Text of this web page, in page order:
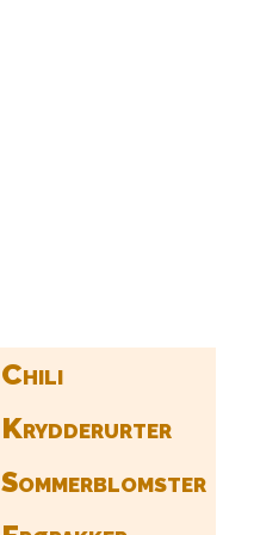
Chili
Krydderurter
Sommerblomster